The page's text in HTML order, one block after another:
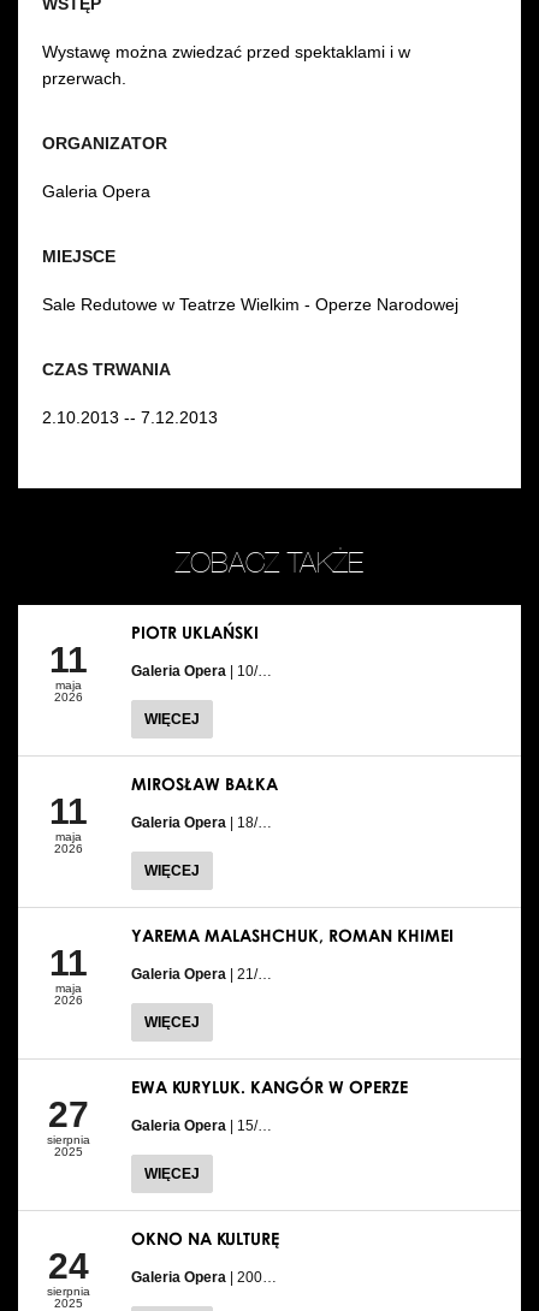
CZAS TRWANIA
2.10.2013 -- 7.12.2013
MIEJSCE
Sale Redutowe w Teatrze Wielkim - Operze Narodowej
ORGANIZATOR
Galeria Opera
Wystawę można zwiedzać przed spektaklami i w
przerwach.
ZOBACZ TAKŻE
11
maja
2026
PIOTR UKLAŃSKI
Galeria Opera | 10/…
WIĘCEJ
11
maja
2026
MIROSŁAW BAŁKA
Galeria Opera | 18/…
WIĘCEJ
11
maja
2026
YAREMA MALASHCHUK, ROMAN KHIMEI
Galeria Opera | 21/…
WIĘCEJ
27
sierpnia
2025
EWA KURYLUK. KANGÓR W OPERZE
Galeria Opera | 15/…
WIĘCEJ
24
sierpnia
2025
OKNO NA KULTURĘ
Galeria Opera | 200…